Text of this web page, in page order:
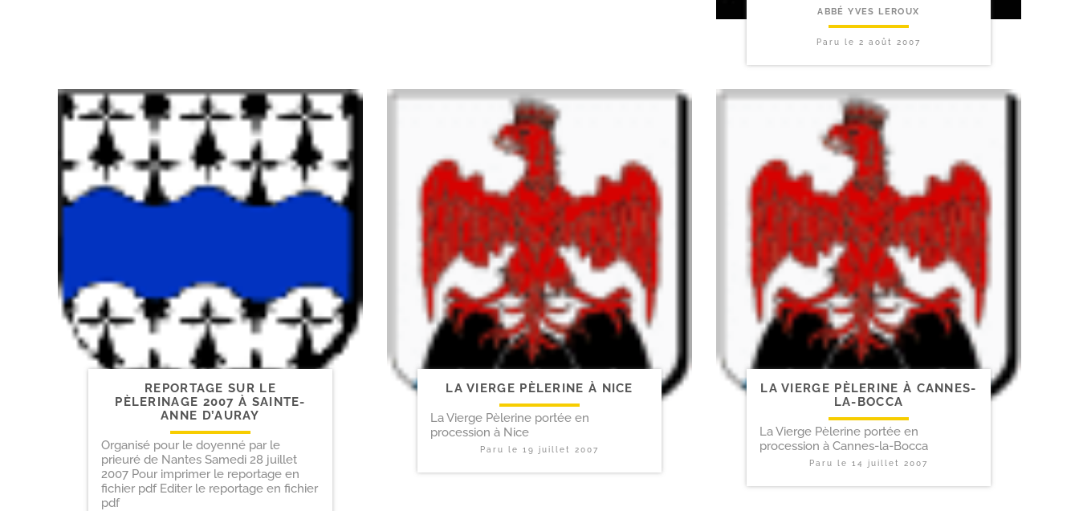
ABBÉ YVES LEROUX
Paru le 2 août 2007
REPORTAGE SUR LE
PÈLERINAGE 2007 À SAINTE-​
ANNE D’AURAY
Organisé pour le doyenné par le
prieuré de Nantes Samedi 28 juillet
2007 Pour imprimer le reportage en
fichier pdf Editer le reportage en fichier
pdf
LA VIERGE PÈLERINE À NICE
La Vierge Pèlerine portée en
procession à Nice
Paru le 19 juillet 2007
LA VIERGE PÈLERINE À CANNES-
LA-BOCCA
La Vierge Pèlerine portée en
procession à Cannes-la-Bocca
Paru le 14 juillet 2007